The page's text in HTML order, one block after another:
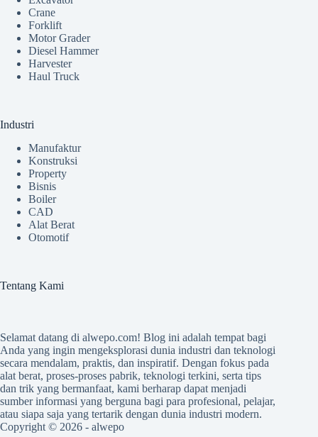
Crane
Forklift
Motor Grader
Diesel Hammer
Harvester
Haul Truck
Industri
Manufaktur
Konstruksi
Property
Bisnis
Boiler
CAD
Alat Berat
Otomotif
Tentang Kami
Selamat datang di alwepo.com! Blog ini adalah tempat bagi
Anda yang ingin mengeksplorasi dunia industri dan teknologi
secara mendalam, praktis, dan inspiratif. Dengan fokus pada
alat berat, proses-proses pabrik, teknologi terkini, serta tips
dan trik yang bermanfaat, kami berharap dapat menjadi
sumber informasi yang berguna bagi para profesional, pelajar,
atau siapa saja yang tertarik dengan dunia industri modern.
Copyright © 2026 - alwepo